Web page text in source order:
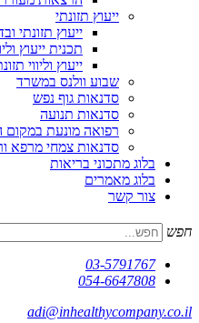
ייעוץ תזונתי
ייעוץ תזונתי
תכנית ייעוץ
ייעוץ וליווי
שבוע וולנס במשרד
סדנאות גוף נפש
סדנאות תנועה
רפואה מונעת במקום
סדנאות צמחי מרפא
בלוג מתכוני בריאות
בלוג מאמרים
צור קשר
חפש
03-5791767
054-6647808
adi@inhealthycompany.co.il